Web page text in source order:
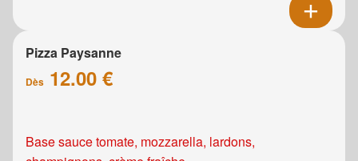
Pizza Paysanne
Dès 12.00 €
Base sauce tomate, mozzarella, lardons,